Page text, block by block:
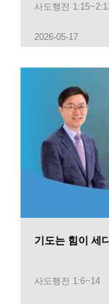
사도행전
2026-05-17
기도는 힘이 세
사도행전 1:6~14